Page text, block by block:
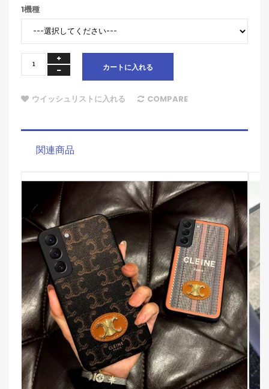
1機種
カートに入れる
ウイッシュリストに入れる COMPARE
関連商品